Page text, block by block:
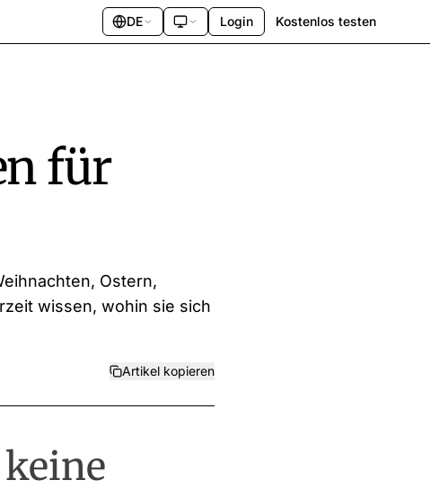
DE Login Kostenlos testen
für
Ostern,
wissen, wohin sie sich
Artikel kopieren